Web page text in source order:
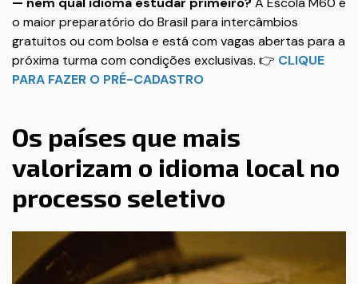
o maior preparatório do Brasil para intercâmbios
gratuitos ou com bolsa e está com vagas abertas para a
próxima turma com condições exclusivas. 👉 CLIQUE
PARA FAZER O PRÉ-CADASTRO
Os países que mais
valorizam o idioma local no
processo seletivo